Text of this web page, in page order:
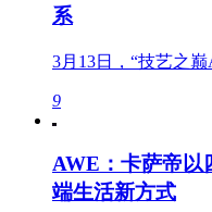
系
3月13日，“技艺之
9
AWE：卡萨帝以
端生活新方式